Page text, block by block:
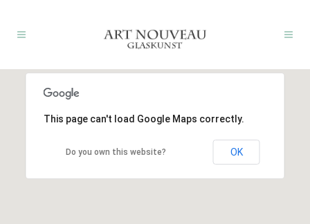
This page can't load Google Maps correctly.
Do you own this website? OK